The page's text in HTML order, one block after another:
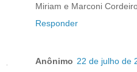
Miriam e Marconi
Responder
Anônimo 22 de julho de